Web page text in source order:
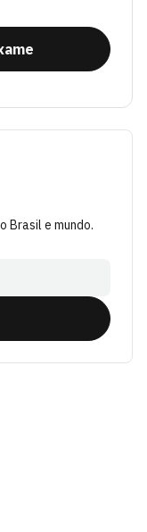
Brasil e mundo.